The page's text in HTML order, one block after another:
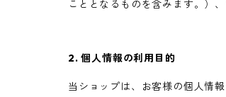
こととなるものを含みます。）
2. 個人情報の利用目的
当ショップは、お客様の個人情